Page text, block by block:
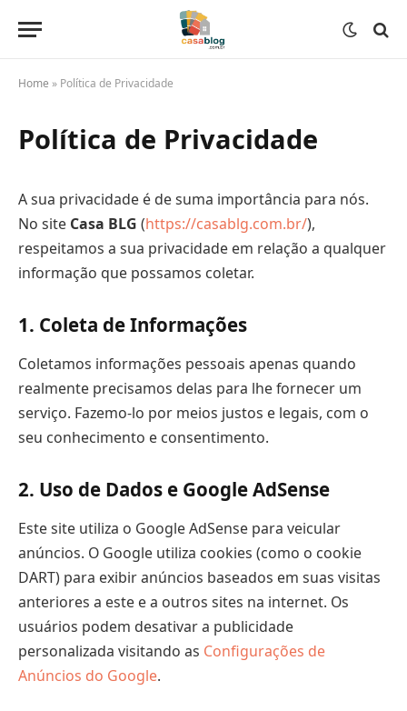
Home » Política de Privacidade
Política de Privacidade
A sua privacidade é de suma importância para nós.
No site Casa BLG (https://casablg.com.br/),
respeitamos a sua privacidade em relação a qualquer
informação que possamos coletar.
1. Coleta de Informações
Coletamos informações pessoais apenas quando
realmente precisamos delas para lhe fornecer um
serviço. Fazemo-lo por meios justos e legais, com o
seu conhecimento e consentimento.
2. Uso de Dados e Google AdSense
Este site utiliza o Google AdSense para veicular
anúncios. O Google utiliza cookies (como o cookie
DART) para exibir anúncios baseados em suas visitas
anteriores a este e a outros sites na internet. Os
usuários podem desativar a publicidade
personalizada visitando as Configurações de
Anúncios do Google.